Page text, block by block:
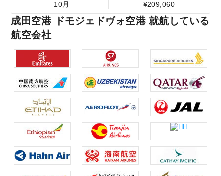
10月
¥209,060
成田空港 ドモジェドヴォ空港 就航している
航空会社